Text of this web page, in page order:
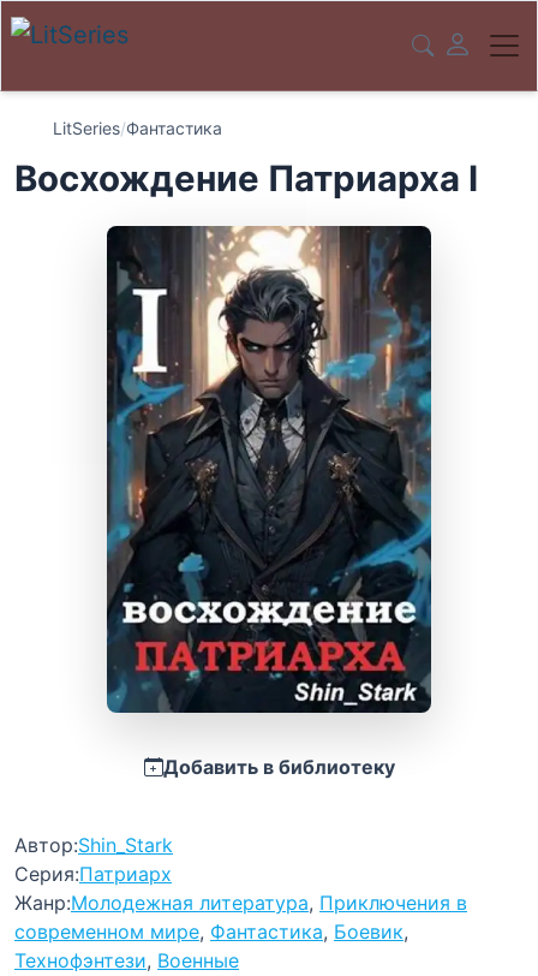
LitSeries/Фантастика
Восхождение Патриарха I
Добавить в библиотеку
Автор:Shin_Stark
Серия:Патриарх
Жанр:Молодежная литература, Приключения в
современном мире, Фантастика, Боевик,
Технофэнтези, Военные